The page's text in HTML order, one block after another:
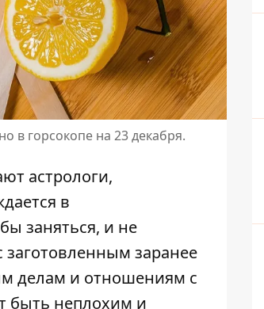
в горсокопе на 23 декабря.
астрологи,
в
заняться, и не
заготовленным заранее
делам и отношениям с
быть неплохим и